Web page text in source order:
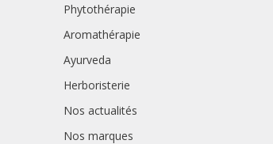
Phytothérapie
Aromathérapie
Ayurveda
Herboristerie
Nos actualités
Nos marques